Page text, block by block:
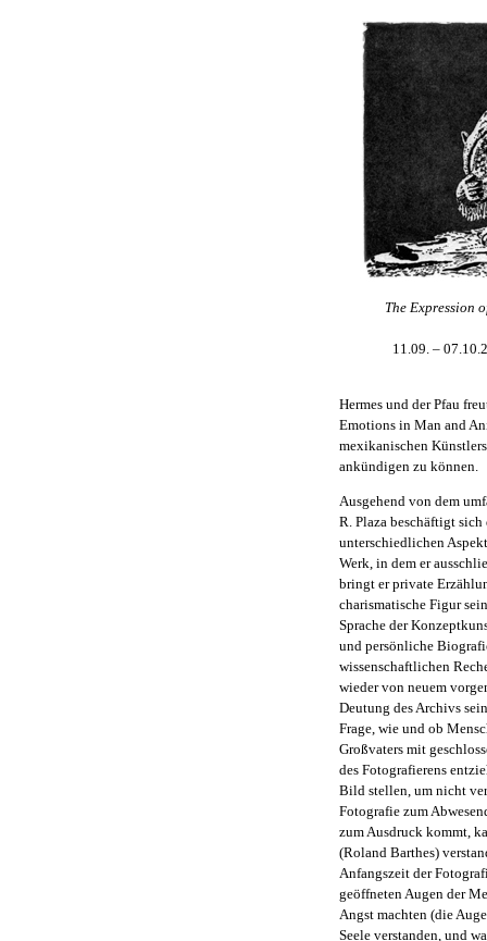
The Expression
11.09. –
Hermes und der Pfau
Emotions in Man and
mexikanischen
ankündigen zu können.
Ausgehend von dem
R. Plaza beschäftigt
unterschiedlichen
Werk, in dem er
bringt er private
charismatische Figur
Sprache der
und persönliche
wissenschaftlichen
wieder von neuem
Deutung des Archivs
Frage, wie und ob
Großvaters mit
des Fotografierens
Bild stellen, um nicht
Fotografie zum
zum Ausdruck kommt,
(Roland Barthes)
Anfangszeit der
geöffneten Augen der
Angst machten (die
Seele verstanden, und